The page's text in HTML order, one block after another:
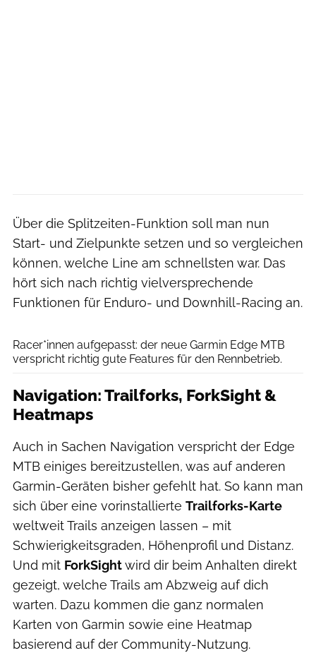
Über die Splitzeiten-Funktion soll man nun
Start- und Zielpunkte setzen und so vergleichen
können, welche Line am schnellsten war. Das
hört sich nach richtig vielversprechende
Funktionen für Enduro- und Downhill-Racing an.
Racer*innen aufgepasst: der neue Garmin Edge MTB
verspricht richtig gute Features für den Rennbetrieb.
Navigation: Trailforks, ForkSight &
Heatmaps
Auch in Sachen Navigation verspricht der Edge
MTB einiges bereitzustellen, was auf anderen
Garmin-Geräten bisher gefehlt hat. So kann man
sich über eine vorinstallierte Trailforks-Karte
weltweit Trails anzeigen lassen – mit
Schwierigkeitsgraden, Höhenprofil und Distanz.
Und mit ForkSightwird dir beim Anhalten direkt
gezeigt, welche Trails am Abzweig auf dich
warten. Dazu kommen die ganz normalen
Karten von Garmin sowie eine Heatmap
basierend auf der Community-Nutzung.